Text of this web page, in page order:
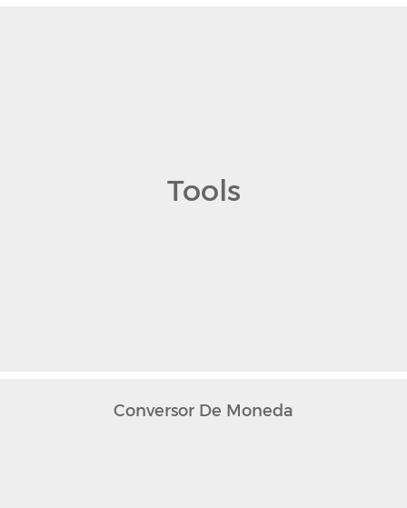
Tools
Conversor De Moneda